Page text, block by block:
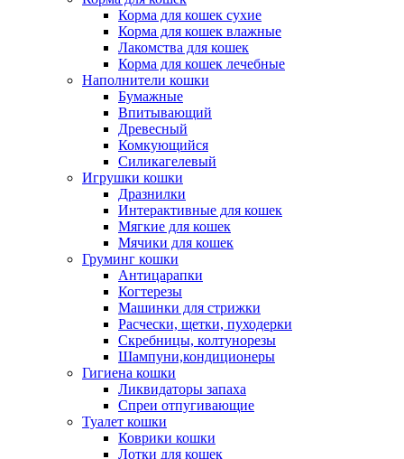
Корма для кошек сухие
Корма для кошек влажные
Лакомства для кошек
Корма для кошек лечебные
Наполнители кошки
Бумажные
Впитывающий
Древесный
Комкующийся
Силикагелевый
Игрушки кошки
Дразнилки
Интерактивные для кошек
Мягкие для кошек
Мячики для кошек
Груминг кошки
Антицарапки
Когтерезы
Машинки для стрижки
Расчески, щетки, пуходерки
Скребницы, колтунорезы
Шампуни,кондиционеры
Гигиена кошки
Ликвидаторы запаха
Спреи отпугивающие
Туалет кошки
Коврики кошки
Лотки для кошек